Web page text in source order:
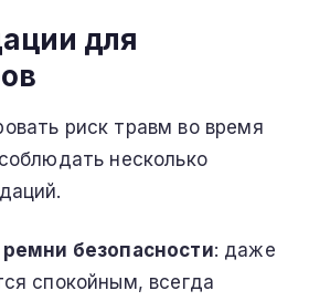
для
риск травм во время
несколько
ремни безопасности: даже
спокойным, всегда